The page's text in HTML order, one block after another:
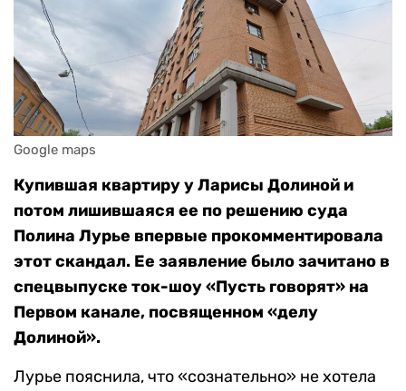
Google maps
Купившая квартиру у Ларисы Долиной и
потом лишившаяся ее по решению суда
Полина Лурье впервые прокомментировала
этот скандал. Ее заявление было зачитано в
спецвыпуске ток-шоу «Пусть говорят» на
Первом канале, посвященном «делу
Долиной».
Лурье пояснила, что «сознательно» не хотела